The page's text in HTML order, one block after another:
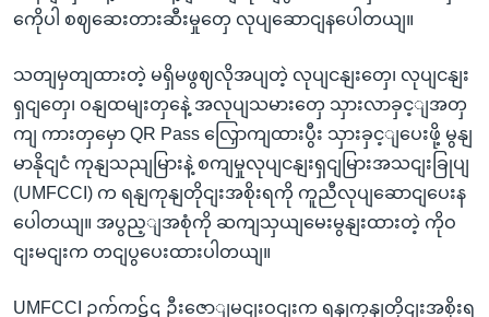
ကေိုပါ စဈဆေးတားဆီးမှုတှေ လုပျဆောငျနပေါတယျ။
သတျမှတျထားတဲ့ မရှိမဖွဈလိုအပျတဲ့ လုပျငနျးတှေ၊ လုပျငနျး
ရှငျတှေ၊ ဝနျထမျးတှနေဲ့ အလုပျသမားတှေ သှားလာခှင့ျအတှ
ကျ ကားတှမှော QR Pass လြှောကျထားပွီး သှားခှင့ျပေးဖို့ မွနျ
မာနိုငျငံ ကုနျသညျမြားနဲ့ စကျမှုလုပျငနျးရှငျမြားအသငျးခြုပျ
(UMFCCI) က ရနျကုနျတိုငျးအစိုးရကို ကူညီလုပျဆောငျပေးန
ပေါတယျ။ အပွည့ျအစုံကို ဆကျသှယျမေးမွနျးထားတဲ့ ကိုဝ
ငျးမငျးက တငျပွပေးထားပါတယျ။
UMFCCI ဥက်ကဋ်ဌ ဦးဇောျမငျးဝငျးက ရနျကုနျတိုငျးအစိုးရ